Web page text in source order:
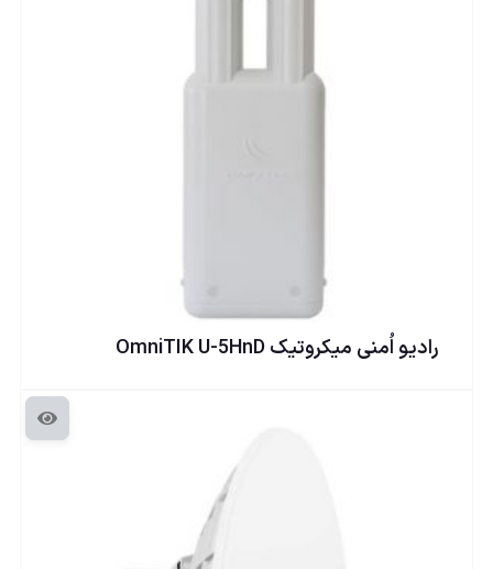
راديو اُمنی ميكروتيک OmniTIK U-5HnD